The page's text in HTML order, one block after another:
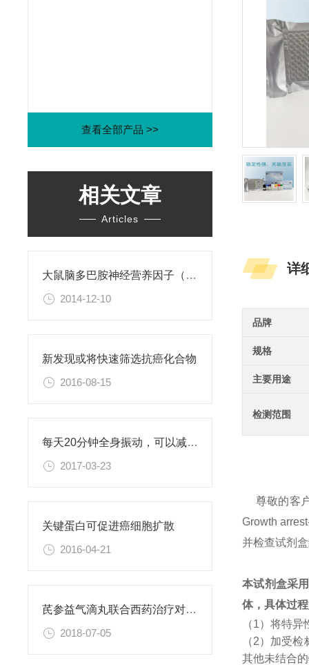
查看全部产品 >>
相关文章
Articles
大鼠脑多巴胺神经营养因子（CDNF）ELISA试剂盒
2014-12-10
新发现或将快速筛选抗癌化合物
2016-08-15
每天20分钟全身振动，可以减肥、对抗糖尿病
2017-03-23
关键蛋白可促进癌细胞扩散
2016-04-21
芪参益气滴丸联合西药治疗对稳定型心绞痛患者血清抵抗素水平的影响
2018-07-05
详
品牌
规格
主要用途
检测范围
尊敬的客
Growth
并检查试剂
本试剂盒采
体，具体过
（1）将特
（2）加受
其他未结合